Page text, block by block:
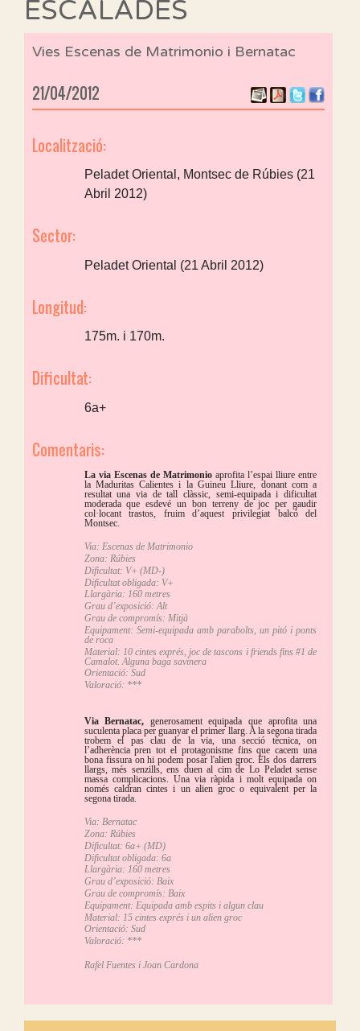
ESCALADES
Vies Escenas de Matrimonio i Bernatac
21/04/2012
Localització:
Peladet Oriental, Montsec de Rúbies (21
Abril 2012)
Sector:
Peladet Oriental (21 Abril 2012)
Longitud:
175m. i 170m.
Dificultat:
6a+
Comentaris:
La via Escenas de Matrimonio aprofita l’espai lliure entre
la Maduritas Calientes i la Guineu Lliure, donant com a
resultat una via de tall clàssic, semi-equipada i dificultat
moderada que esdevé un bon terreny de joc per gaudir
col·locant trastos, fruim d’aquest privilegiat balcó del
Montsec.
Via: Escenas de Matrimonio
Zona: Rúbies
Dificultat: V+ (MD-)
Dificultat obligada: V+
Llargària: 160 metres
Grau d’exposició: Alt
Grau de compromís: Mitjà
Equipament: Semi-equipada amb parabolts, un pitó i ponts
de roca
Material: 10 cintes exprés, joc de tascons i friends fins #1 de
Camalot. Alguna baga savinera
Orientació: Sud
Valoració: ***
Via Bernatac, generosament equipada que aprofita una
suculenta placa per guanyar el primer llarg. A la segona tirada
trobem el pas clau de la via, una secció tècnica, on
l’adherència pren tot el protagonisme fins que cacem una
bona fissura on hi podem posar l'alien groc. Els dos darrers
llargs, més senzills, ens duen al cim de Lo Peladet sense
massa complicacions. Una via ràpida i molt equipada on
només caldran cintes i un alien groc o equivalent per la
segona tirada.
Via: Bernatac
Zona: Rúbies
Dificultat: 6a+ (MD)
Dificultat obligada: 6a
Llargària: 160 metres
Grau d’exposició: Baix
Grau de compromís: Baix
Equipament: Equipada amb espits i algun clau
Material: 15 cintes exprés i un alien groc
Orientació: Sud
Valoració: ***
Rafel Fuentes i Joan Cardona